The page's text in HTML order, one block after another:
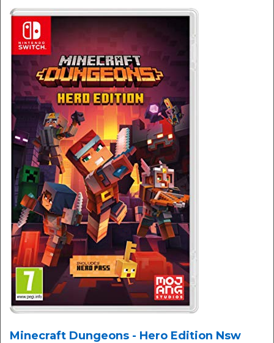
Minecraft Dungeons - Hero Edition Nsw